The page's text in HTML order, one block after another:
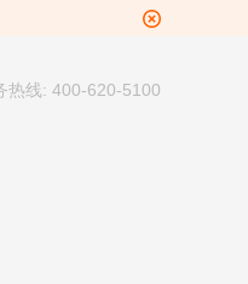
热线: 400-620-5100